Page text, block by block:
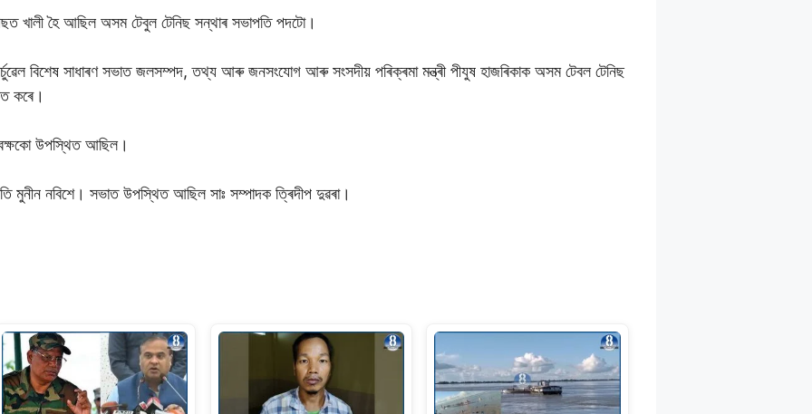
খালী হৈ আছিল অসম টেবুল টেনিছ সন্থাৰ সভাপতি পদটো।
বিশেষ সাধাৰণ সভাত জলসম্পদ, তথ্য আৰু জনসংযোগ আৰু সংসদীয় পৰিক্ৰমা মন্ত্ৰী পীযুষ হাজৰিকাক অসম টেবল টেনিছ
কৰে।
উপস্থিত আছিল।
মুনীন নবিশে। সভাত উপস্থিত আছিল সাঃ সম্পাদক ত্ৰিদীপ দুৱৰা।